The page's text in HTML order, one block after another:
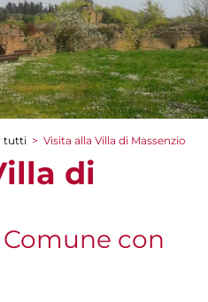
tutti > Visita alla Villa di Massenzio
di
con